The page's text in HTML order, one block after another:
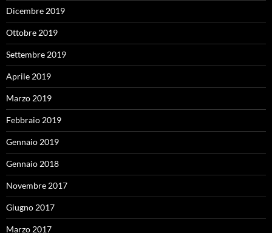
Dicembre 2019
Ottobre 2019
Settembre 2019
Aprile 2019
Marzo 2019
Febbraio 2019
Gennaio 2019
Gennaio 2018
Novembre 2017
Giugno 2017
Marzo 2017